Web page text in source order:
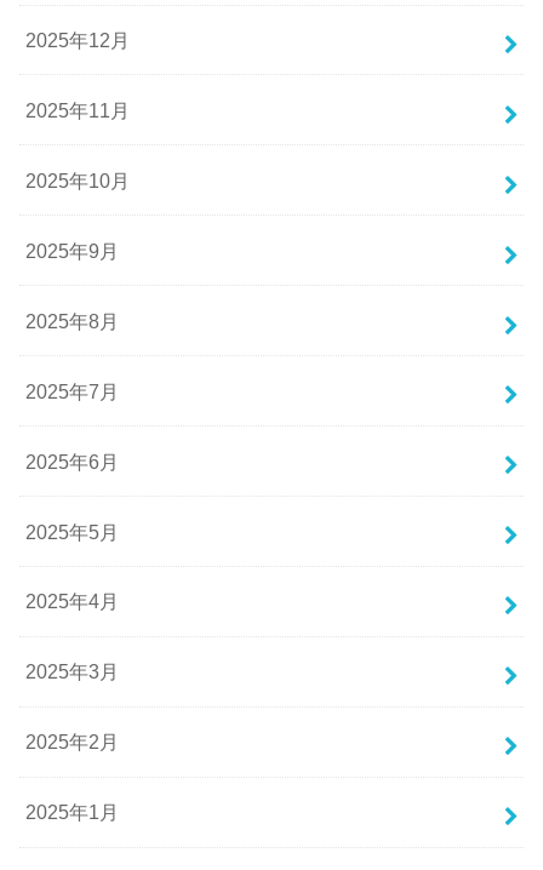
2025年12月
2025年11月
2025年10月
2025年9月
2025年8月
2025年7月
2025年6月
2025年5月
2025年4月
2025年3月
2025年2月
2025年1月